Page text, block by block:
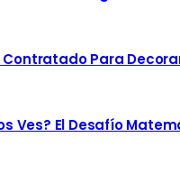
Contratado Para
Ves? El Desafío